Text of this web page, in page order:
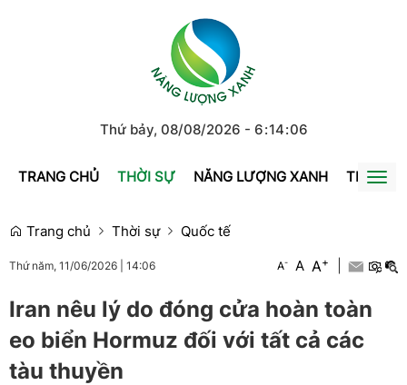
Thứ bảy, 08/08/2026 - 6:14:06
TRANG CHỦ THỜI SỰ NĂNG LƯỢNG XANH TRÁI
Trang chủ
Thời sự Quốc tế
Thứ năm, 11/06/2026 14:06 A- A A+
Iran nêu lý do đóng cửa hoàn toàn
eo biển Hormuz đối với tất cả các
tàu thuyền